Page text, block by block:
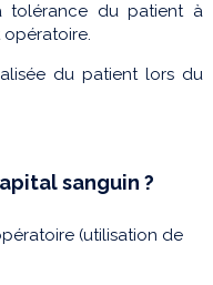
tolérance du patient à
opératoire.
du patient lors du
sanguin ?
(utilisation de